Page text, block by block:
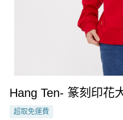
Hang Ten- 篆刻印花
超取免運費